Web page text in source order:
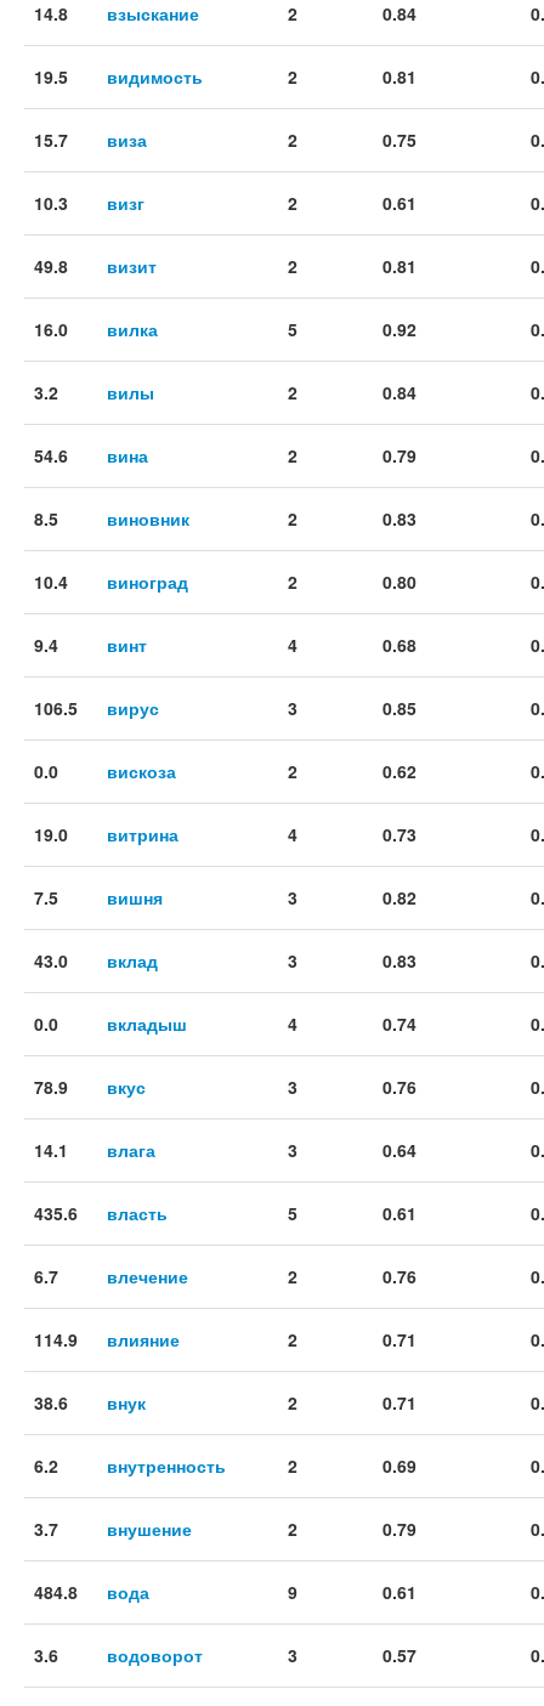
14.8 взыскание 2 0.84
19.5 видимость 2 0.81
15.7 виза 2 0.75
10.3 визг 2 0.61
49.8 визит 2 0.81
16.0 вилка 5 0.92
3.2 вилы 2 0.84
54.6 вина 2 0.79
8.5 виновник 2 0.83
10.4 виноград 2 0.80
9.4 винт 4 0.68
106.5 вирус 3 0.85
0.0 вискоза 2 0.62
19.0 витрина 4 0.73
7.5 вишня 3 0.82
43.0 вклад 3 0.83
0.0 вкладыш 4 0.74
78.9 вкус 3 0.76
14.1 влага 3 0.64
435.6 власть 5 0.61
6.7 влечение 2 0.76
114.9 влияние 2 0.71
38.6 внук 2 0.71
6.2 внутренность 2 0.69
3.7 внушение 2 0.79
484.8 вода 9 0.61
3.6 водоворот 3 0.57